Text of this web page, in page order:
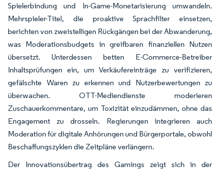
Spielerbindung und In-Game-Monetarisierung umwandeln.
Mehrspieler-Titel, die proaktive Sprachfilter einsetzen,
berichten von zweistelligen Rückgängen bei der Abwanderung,
was Moderationsbudgets in greifbaren finanziellen Nutzen
übersetzt. Unterdessen betten E-Commerce-Betreiber
Inhaltsprüfungen ein, um Verkäufereinträge zu verifizieren,
gefälschte Waren zu erkennen und Nutzerbewertungen zu
überwachen. OTT-Mediendienste moderieren
Zuschauerkommen­tare, um Toxizität einzudämmen, ohne das
Engagement zu drosseln. Regierungen integrieren auch
Moderation für digitale Anhörungen und Bürgerportale, obwohl
Beschaffungszyklen die Zeitpläne verlängern.
Der Innovationsübertrag des Gamings zeigt sich in der